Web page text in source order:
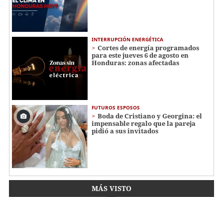
INTERRUPCIÓN ENERGÉTICA
Cortes de energía programados
para este jueves 6 de agosto en
Honduras: zonas afectadas
FUTUROS ESPOSOS
Boda de Cristiano y Georgina: el
impensable regalo que la pareja
pidió a sus invitados
MÁS VISTO